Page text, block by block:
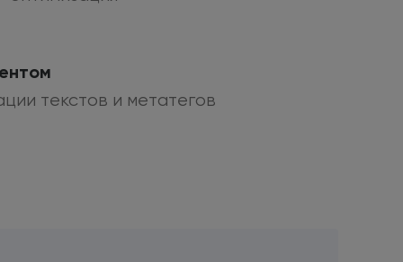
текстов и метатегов